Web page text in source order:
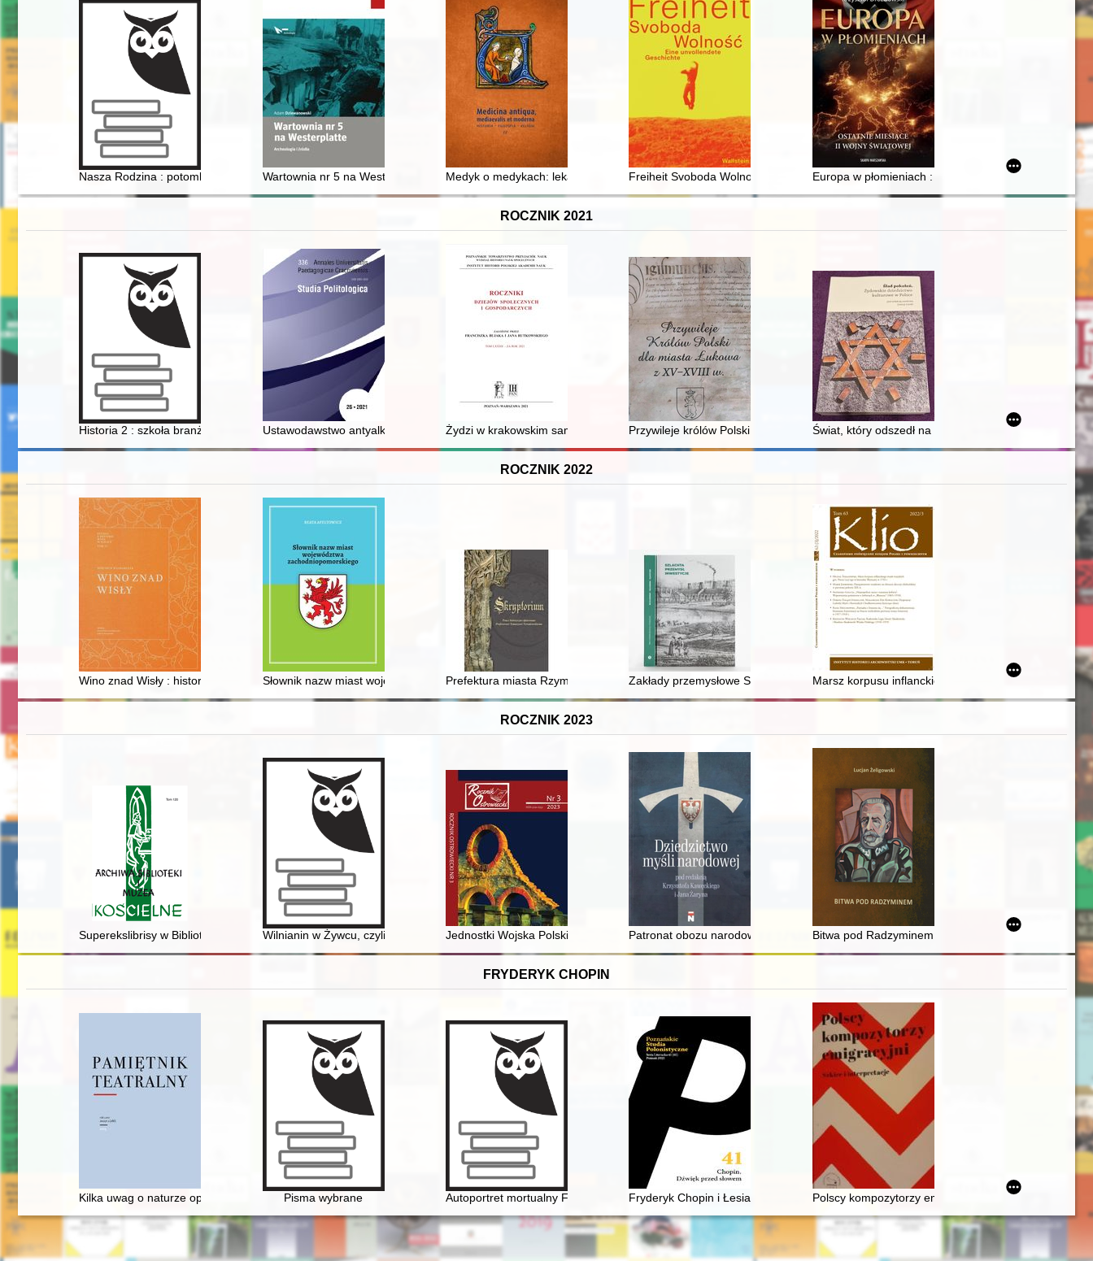
Nasza Rodzina : potomkowie Michała Żebrowskiego ze Służewca
Wartownia nr 5 na Westerplatte : archeologia i źródłaMedyk o medykach: lekarze w dziele "Chronica Polonorum" Macieja z Miechowa
Freiheit Svoboda Wolność : Eine unvollendete GeschichteEuropa w płomieniach : ostatnie miesiące II wojny
ROCZNIK 2021
Historia 2 : szkoła branżowa I stopnia : dla absolwentów ośmioletniej szkoły podstawowej : książka dla nauczyciela
Ustawodawstwo antyalkoholowe na ziemiach polskich i za granicą z perspektywy polskojęzycznych periodyków abstynenckich z lat 1843-1914
Żydzi w krakowskim samorządzie : o książce Hanny Kozińskiej-Witt "Politycy czy klakierzy? Żydzi w krakowskiej radzie
Przywileje królów Polski dla miasta Łukowa z XV-XVIII wŚwiat, który odszedł na kartach ksiąg pamięci
ROCZNIK 2022
Wino znad Wisły : historia regionu winiarskiego Małopolskiego Przełomu Wisły w ostatnich dwustu latach
Słownik nazw miast województwa zachodniopomorskiegoPrefektura miasta Rzymu w pierwszej połowie VI wieku w świetle "Variae" Kasjodora
Zakłady przemysłowe Schaffgotschów w zbiorach ikonograficznych Działu Historii
Marsz korpusu inflanckiego wojsk rosyjskich gen.
ROCZNIK 2023
Superekslibrisy w Bibliotece Kapituły Kieleckiej = Supralibros in the book collection of the Kielce Chapter
Wilnianin w Żywcu, czyli Tadeusz Bohdan Sienkiewicz (1931-2007)
Jednostki Wojska Polskiego w Ostrowcu ŚwiętokrzyskimPatronat obozu narodowego nad organizacjami młodzieżowymi na przykładzie byłej
Bitwa pod Radzyminem : (fragment wspomnień z
FRYDERYK CHOPIN
Kilka uwag o naturze opery, czyli dlaczego Fryderyk Chopin nie został twórcą opery narodowej
Pisma wybrane Autoportret mortualny Fryderyka Chopina. Próba analizy stylistycznej fragmentu dziennika stuttgarckiego
Fryderyk Chopin i Łesia Ukrainka : per mePolscy kompozytorzy emigracyjni. Szkice i